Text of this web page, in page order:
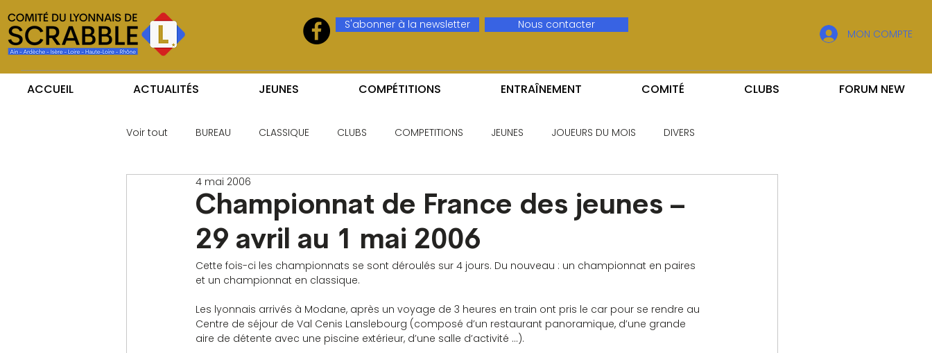
S'abonner à la newsletter Nous contacter
MON COMPTE
ACCUEIL ACTUALITÉS JEUNES COMPÉTITIONS ENTRAÎNEMENT COMITÉ CLUBS FORUM NEW
Voir tout BUREAU CLASSIQUE CLUBS COMPETITIONS JEUNES JOUEURS DU MOIS DIVERS
Championnat de France des jeunes –
29 avril au 1 mai 2006
4 mai 2006
Cette fois-ci les championnats se sont déroulés sur 4 jours. Du nouveau : un championnat en paires
et un championnat en classique.
Les lyonnais arrivés à Modane, après un voyage de 3 heures en train ont pris le car pour se rendre au
Centre de séjour de Val Cenis Lanslebourg (composé d’un restaurant panoramique, d’une grande
aire de détente avec une piscine extérieur, d’une salle d’activité …).